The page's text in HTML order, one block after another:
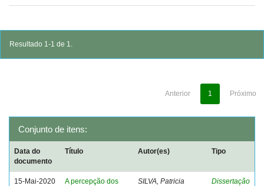
Resultado 1-1 de 1.
Anterior 1 Próximo
Conjunto de itens:
Data do
documento
Título Autor(es) Tipo
15-Mai-2020
A percepção dos
SILVA, Patricia
Dissertação